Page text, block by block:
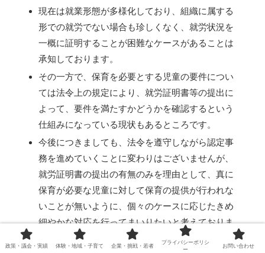
現在は就業形態が多様化しており、組織に属する
形での就労でない場合も珍しくなく、就労状況を
一概に証明することが困難なケースがあることは
承知しております。
その一方で、保育を必要とする児童の要件につい
ては法令上の規定により、就労証明書等の提出に
よって、要件を満たすかどうかを確認するという
仕組みになっている現状もあるところです。
今後につきましても、法令を遵守しながら認定事
務を進めていくことに変わりはございませんが、
就労証明書の提出の有無のみを理由として、真に
保育が必要な児童に対して保育の提供が行われな
いことが無いように、個々のケースに応じたきめ
細やかな対応を行ってまいりたいと考えておりま
政策・議会・実績 体験・地域・子育て 企業・挑戦・若者
プライバシーポリシ
ー
お問い合わせ